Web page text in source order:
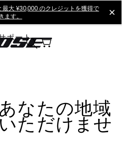
最大 ¥30,000 のクレジットを獲得で
ます。
ポート
なたの地域
ただけませ